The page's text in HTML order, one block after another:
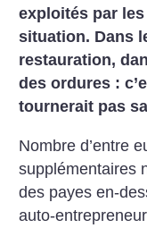
exploités par
situation. Dans
restauration,
des ordures :
tournerait pas
Nombre d’entre
supplémentaires
des payes en-
auto-